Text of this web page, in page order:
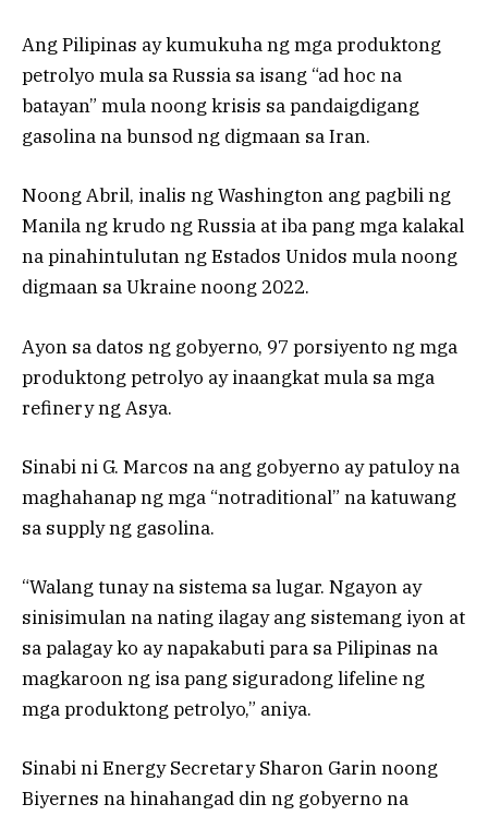
Ang Pilipinas ay kumukuha ng mga produktong
petrolyo mula sa Russia sa isang “ad hoc na
batayan” mula noong krisis sa pandaigdigang
gasolina na bunsod ng digmaan sa Iran.
Noong Abril, inalis ng Washington ang pagbili ng
Manila ng krudo ng Russia at iba pang mga kalakal
na pinahintulutan ng Estados Unidos mula noong
digmaan sa Ukraine noong 2022.
Ayon sa datos ng gobyerno, 97 porsiyento ng mga
produktong petrolyo ay inaangkat mula sa mga
refinery ng Asya.
Sinabi ni G. Marcos na ang gobyerno ay patuloy na
maghahanap ng mga “notraditional” na katuwang
sa supply ng gasolina.
“Walang tunay na sistema sa lugar. Ngayon ay
sinisimulan na nating ilagay ang sistemang iyon at
sa palagay ko ay napakabuti para sa Pilipinas na
magkaroon ng isa pang siguradong lifeline ng
mga produktong petrolyo,” aniya.
Sinabi ni Energy Secretary Sharon Garin noong
Biyernes na hinahangad din ng gobyerno na